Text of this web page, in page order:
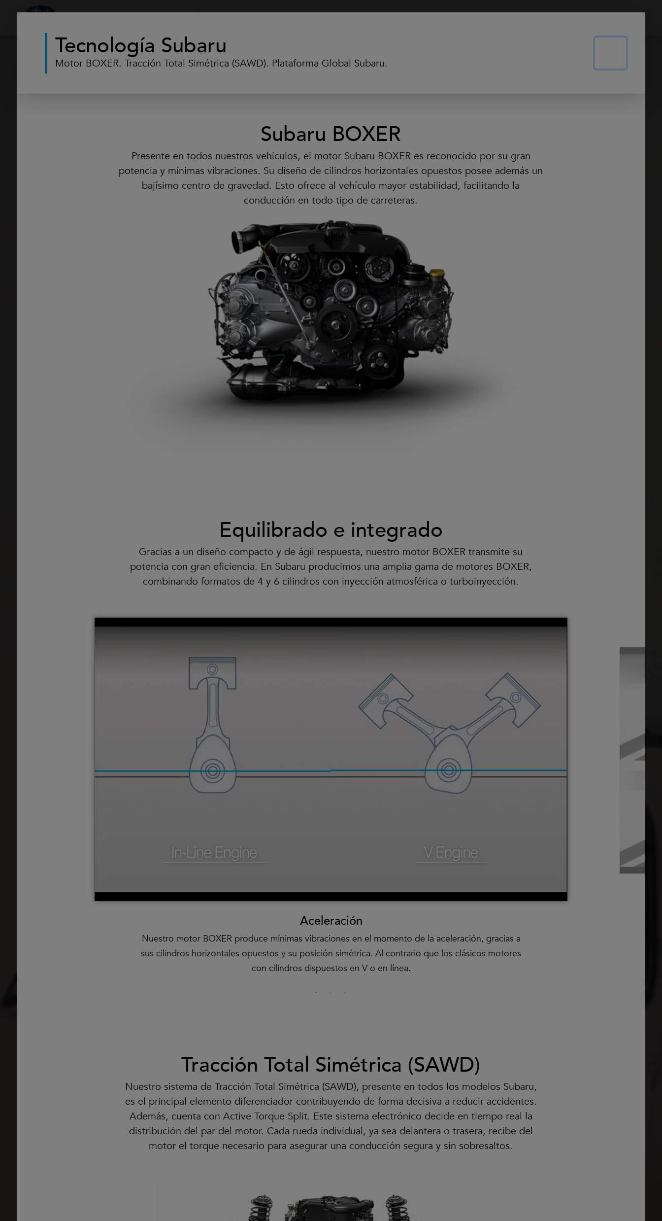
Nuestro futuro es nuestro pasado
+ Información
Tecnología Subaru
Motor BOXER. Tracción Total Simétrica (SAWD). Plataforma Global Subaru.
Subaru BOXER
Presente en todos nuestros vehículos, el motor Subaru BOXER es reconocido por su gran
potencia y mínimas vibraciones. Su diseño de cilindros horizontales opuestos posee además un
bajísimo centro de gravedad. Esto ofrece al vehículo mayor estabilidad, facilitando la
conducción en todo tipo de carreteras.
Equilibrado e integrado
Gracias a un diseño compacto y de ágil respuesta, nuestro motor BOXER transmite su
potencia con gran eficiencia. En Subaru producimos una amplia gama de motores BOXER,
combinando formatos de 4 y 6 cilindros con inyección atmosférica o turboinyección.
Aceleración
Nuestro motor BOXER produce mínimas vibraciones en el momento de la aceleración, gracias a
sus cilindros horizontales opuestos y su posición simétrica. Al contrario que los clásicos motores
con cilindros dispuestos en V o en línea.
Tracción Total Simétrica (SAWD)
Nuestro sistema de Tracción Total Simétrica (SAWD), presente en todos los modelos Subaru,
es el principal elemento diferenciador contribuyendo de forma decisiva a reducir accidentes.
Además, cuenta con Active Torque Split. Este sistema electrónico decide en tiempo real la
distribución del par del motor. Cada rueda individual, ya sea delantera o trasera, recibe del
motor el torque necesario para asegurar una conducción segura y sin sobresaltos.